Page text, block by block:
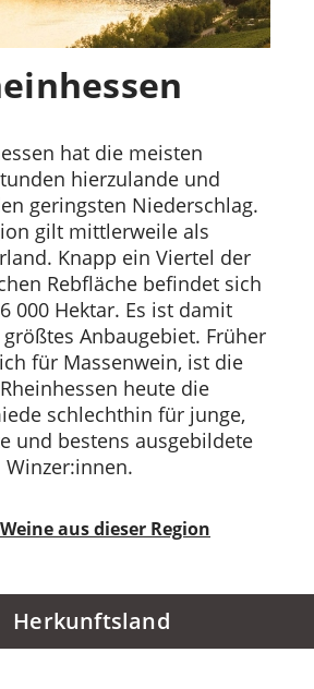
hat die meisten
hierzulande und
geringsten Niederschlag.
gilt mittlerweile als
Knapp ein Viertel der
Rebfläche befindet sich
000 Hektar. Es ist damit
Anbaugebiet. Früher
für Massenwein, ist die
heute die
schlechthin für junge,
und bestens ausgebildete
Winzer:innen.
aus dieser Region
Herkunftsland